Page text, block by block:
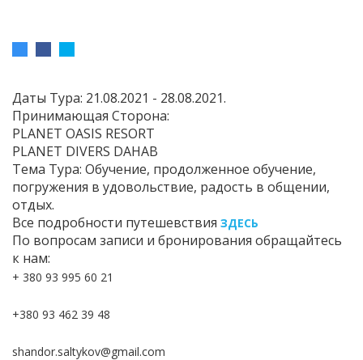
Даты Тура: 21.08.2021 - 28.08.2021.
Принимающая Сторона:
PLANET OASIS RESORT
PLANET DIVERS DAHAB
Тема Тура: Обучение, продолженное обучение,
погружения в удовольствие, радость в общении,
отдых.
Все подробности путешевствия ЗДЕСЬ
По вопросам записи и бронирования обращайтесь
к нам:
+ 380 93 995 60 21
+380 93 462 39 48
shandor.saltykov@gmail.com